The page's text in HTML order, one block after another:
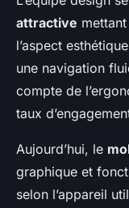
attractive
l’aspect
une navigation
compte de
taux
Aujourd’hui, le
graphique et
selon l’appareil